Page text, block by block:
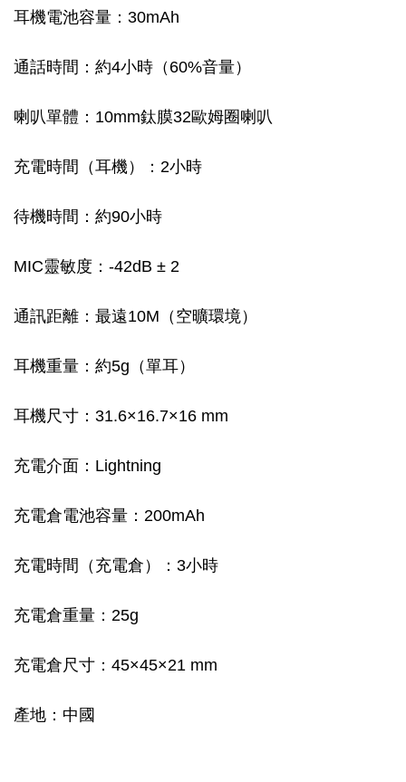
耳機電池容量：30mAh
通話時間：約4小時（60%音量）
喇叭單體：10mm鈦膜32歐姆圈喇叭
充電時間（耳機）：2小時
待機時間：約90小時
MIC靈敏度：-42dB ± 2
通訊距離：最遠10M（空曠環境）
耳機重量：約5g（單耳）
耳機尺寸：31.6×16.7×16 mm
充電介面：Lightning
充電倉電池容量：200mAh
充電時間（充電倉）：3小時
充電倉重量：25g
充電倉尺寸：45×45×21 mm
產地：中國